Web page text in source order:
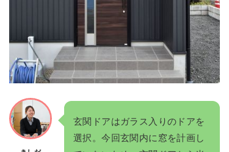
玄関ドアはガラス入りのドアを
選択。今回玄関内に窓を計画し